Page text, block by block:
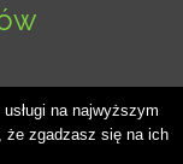
- workWeb -2026
na najwyższym
że zgadzasz się na ich